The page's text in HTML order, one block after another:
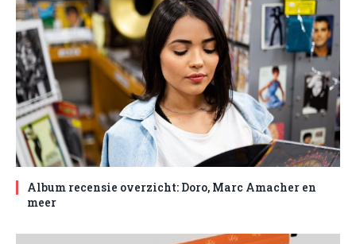
Album recensie overzicht: Doro, Marc Amacher en
meer